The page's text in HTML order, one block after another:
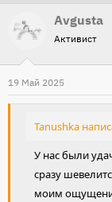
Avgusta
Активист
19 Май 2025
Tanushka
У нас были
сразу
моим